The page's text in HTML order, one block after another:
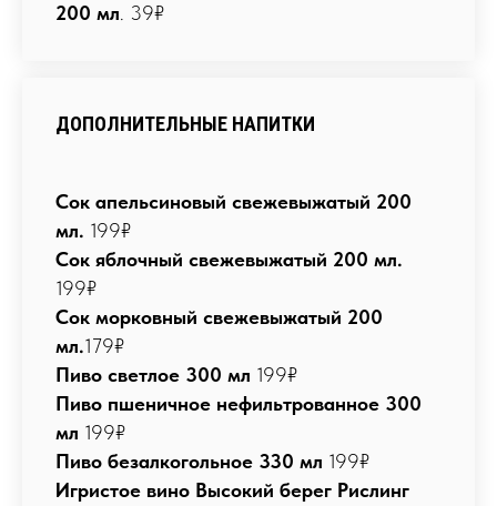
200 мл. 39₽
ДОПОЛНИТЕЛЬНЫЕ НАПИТКИ
Сок апельсиновый свежевыжатый 200
мл. 199₽
Сок яблочный свежевыжатый 200 мл.
199₽
Сок морковный свежевыжатый 200
мл.179₽
Пиво светлое 300 мл 199₽
Пиво пшеничное нефильтрованное 300
мл 199₽
Пиво безалкогольное 330 мл 199₽
Игристое вино Высокий берег Рислинг